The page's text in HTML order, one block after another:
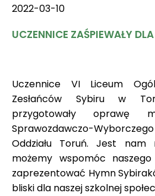
2022-03-10
UCZENNICE ZAŚPIEWAŁY
Uczennice VI Liceum
Zesłańców Sybiru w
przygotowały oprawę
Sprawozdawczo-
Oddziału Toruń. Jest nam
możemy wspomóc
zaprezentować Hymn
bliski dla naszej szkolnej